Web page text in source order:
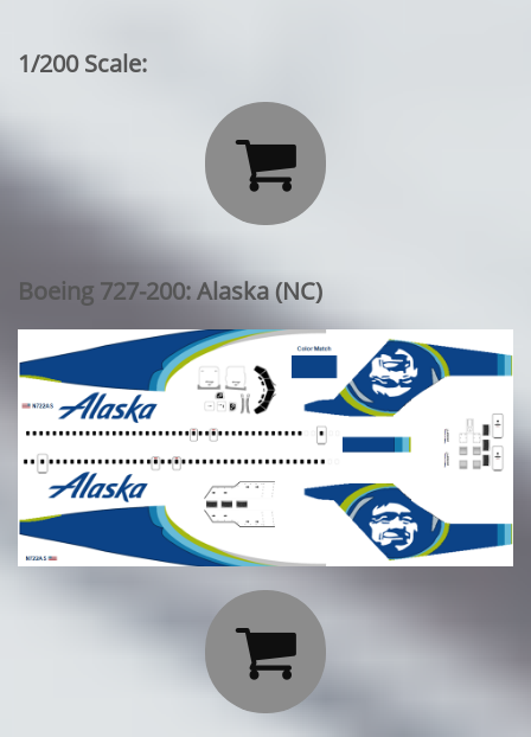
1/200 Scale:

Boeing 727-200: Alaska (NC)
